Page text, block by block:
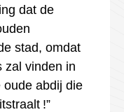
dat de
stad, omdat
zal vinden in
oude abdij die
!”